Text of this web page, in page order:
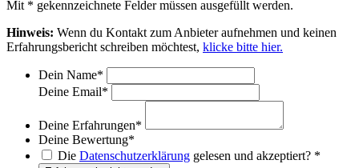
Mit * gekennzeichnete Felder müssen ausgefüllt werden.
Hinweis: Wenn du Kontakt zum Anbieter aufnehmen und keinen
Erfahrungsbericht schreiben möchtest, klicke bitte hier.
Dein Name*
Deine Email*
Deine Erfahrungen*
Deine Bewertung*
Die Datenschutzerklärung gelesen und akzeptiert? *